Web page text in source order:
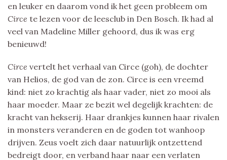
en leuker en daarom vond ik het geen probleem om
Circe te lezen voor de leesclub in Den Bosch. Ik had al
veel van Madeline Miller gehoord, dus ik was erg
benieuwd!
Circe vertelt het verhaal van Circe (goh), de dochter
van Helios, de god van de zon. Circe is een vreemd
kind: niet zo krachtig als haar vader, niet zo mooi als
haar moeder. Maar ze bezit wel degelijk krachten: de
kracht van hekserij. Haar drankjes kunnen haar rivalen
in monsters veranderen en de goden tot wanhoop
drijven. Zeus voelt zich daar natuurlijk ontzettend
bedreigt door, en verband haar naar een verlaten